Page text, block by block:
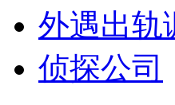
外遇出轨
侦探公司